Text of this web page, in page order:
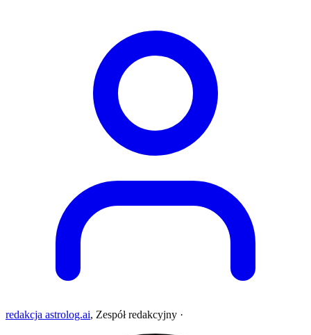
redakcja astrolog.ai, Zespół redakcyjny ·